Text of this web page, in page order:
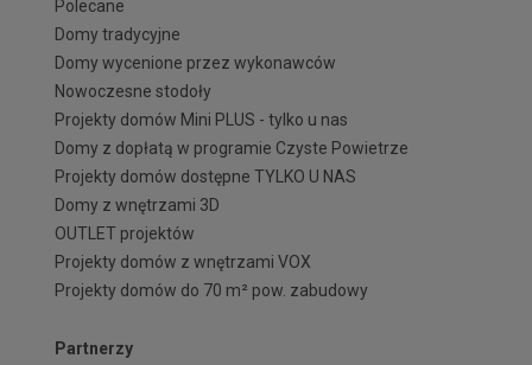
Polecane
Domy tradycyjne
Domy wycenione przez wykonawców
Nowoczesne stodoły
Projekty domów Mini PLUS - tylko u nas
Domy z dopłatą w programie Czyste Powietrze
Projekty domów dostępne TYLKO U NAS
Domy z wnętrzami 3D
OUTLET projektów
Projekty domów z wnętrzami VOX
Projekty domów do 70 m² pow. zabudowy
Partnerzy